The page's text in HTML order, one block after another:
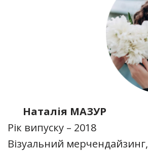
Наталія МАЗУР
Рік випуску – 2018
Візуальний мерчендайзинг,